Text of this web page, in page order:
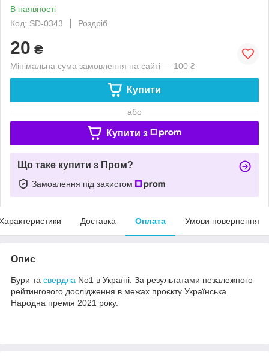
В наявності
Код: SD-0343
Роздріб
20 ₴
Мінімальна сума замовлення на сайті — 100 ₴
Купити
або
Купити з
Що таке купити з Пром?
Замовлення під захистом
Доставка Оплата Умови повернення
Опис
Бури та свердла No1 в Україні. За результатами незалежного
рейтингового дослідження в межах проєкту Українська
Народна премія 2021 року.